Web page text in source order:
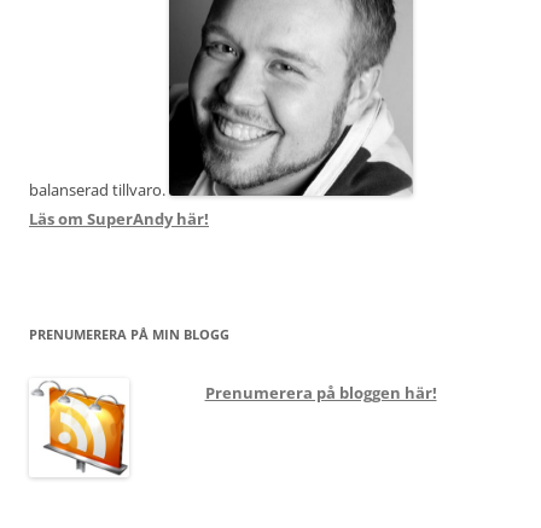
balanserad tillvaro.
Läs om SuperAndy här!
PRENUMERERA PÅ MIN BLOGG
Prenumerera på bloggen här!